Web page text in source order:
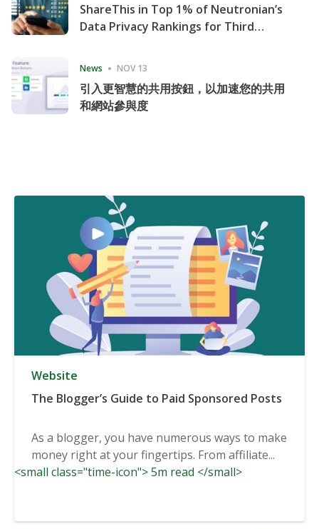
ShareThis in Top 1% of Neutronian’s
Data Privacy Rankings for Third
News NOV 13
引入更智慧的共用按鈕，以加速您的共用
和網站參與度
Website
The Blogger’s Guide to Paid Sponsored Posts
As a blogger, you have numerous ways to make
money right at your fingertips. From affiliate...
<small class="time-icon"> 5m read </small>